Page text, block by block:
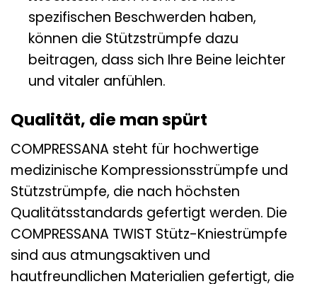
spezifischen Beschwerden haben,
können die Stützstrümpfe dazu
beitragen, dass sich Ihre Beine leichter
und vitaler anfühlen.
Qualität, die man spürt
COMPRESSANA steht für hochwertige
medizinische Kompressionsstrümpfe und
Stützstrümpfe, die nach höchsten
Qualitätsstandards gefertigt werden. Die
COMPRESSANA TWIST Stütz-Kniestrümpfe
sind aus atmungsaktiven und
hautfreundlichen Materialien gefertigt, die